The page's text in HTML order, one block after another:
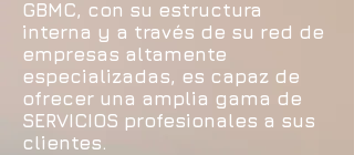
GBMC, con su estructura
interna y a través de su red de
empresas altamente
especializadas, es capaz de
ofrecer una amplia gama de
SERVICIOS profesionales a sus
clientes.